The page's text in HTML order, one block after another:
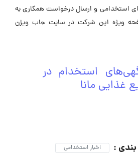
استخدامی و ارسال درخواست همکاری به
ویژه این شرکت در ‌سایت جاب ویژن
استخدام در
غذایی مانا
: اخبار استخدامی